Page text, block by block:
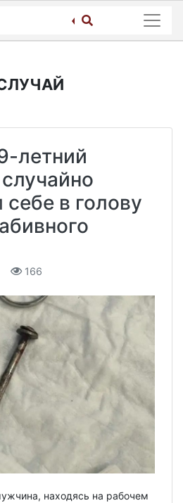
летний
в голову
166
находясь на рабочем